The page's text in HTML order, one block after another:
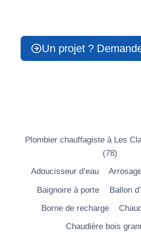
Un projet ?
Plombier chauffagiste à Les
(78)
Adoucisseur d’eau
Baignoire à porte
Ballon
Borne de recharge
Chaudière bois